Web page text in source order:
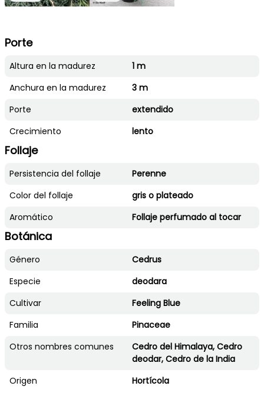
Porte
Altura en la madurez
1 m
Anchura en la madurez
3 m
Porte
extendido
Crecimiento
lento
Follaje
Persistencia del follaje
Perenne
Color del follaje
gris o plateado
Aromático
Follaje perfumado al tocar
Botánica
Género
Cedrus
Especie
deodara
Cultivar
Feeling Blue
Familia
Pinaceae
Otros nombres comunes
Cedro del Himalaya, Cedro
deodar, Cedro de la India
Origen
Hortícola